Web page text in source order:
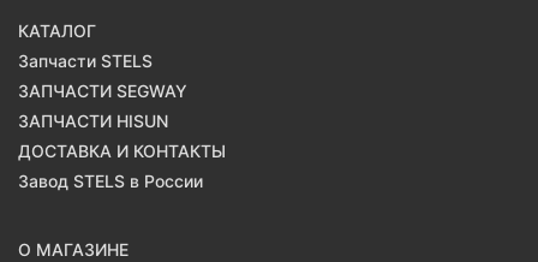
КАТАЛОГ
Запчасти STELS
ЗАПЧАСТИ SEGWAY
ЗАПЧАСТИ HISUN
ДОСТАВКА И КОНТАКТЫ
Завод STELS в России
О МАГАЗИНЕ